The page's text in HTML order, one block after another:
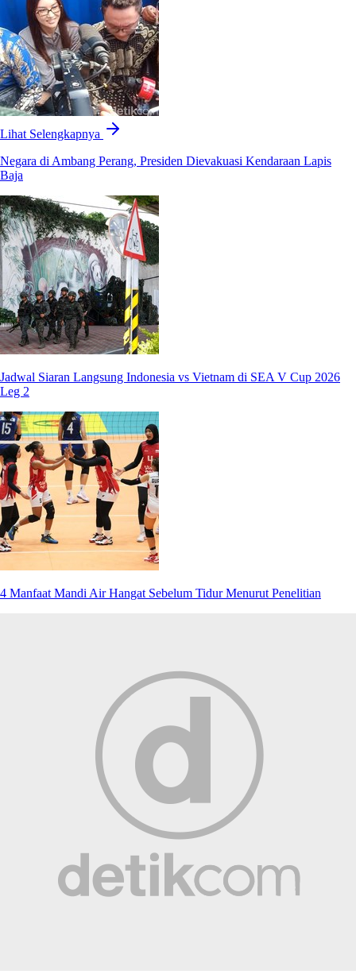
Lihat Selengkapnya
Negara di Ambang Perang, Presiden Dievakuasi Kendaraan Lapis
Baja
Jadwal Siaran Langsung Indonesia vs Vietnam di SEA V Cup 2026
Leg 2
4 Manfaat Mandi Air Hangat Sebelum Tidur Menurut Penelitian